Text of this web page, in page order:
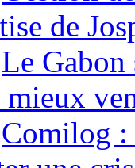
de
Le Gabon
Comilog :